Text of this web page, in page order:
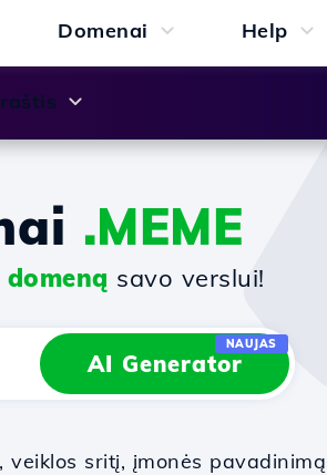
Domenai Help
.MEME
savo verslui!
AI Generator
NAUJAS
sritį, įmonės